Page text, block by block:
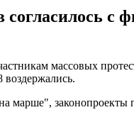
согласилось
массовых
воздержались.
законопроекты